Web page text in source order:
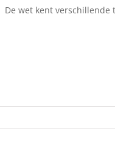
wet kent verschillende